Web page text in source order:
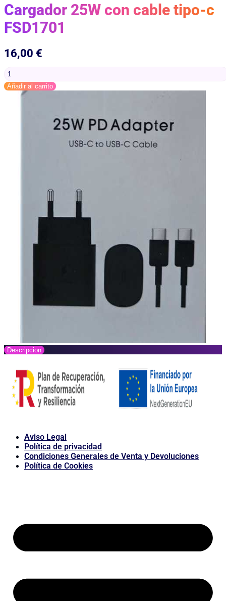
Cargador 25W con cable tipo-c
FSD1701
16,00 €
Cargador
con
Añadir al carrito
Descripcion
Aviso Legal
Política de privacidad
Condiciones Generales de Venta y Devoluciones
Política de Cookies